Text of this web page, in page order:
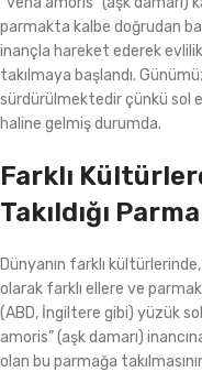
parmakta kalbe doğrudan
inançla hareket ederek
takılmaya başlandı.
sürdürülmektedir çünkü sol
haline gelmiş durumda.
Farklı
Takıldığı
Dünyanın farklı
olarak farklı ellere ve
(ABD, İngiltere gibi) yüzük
amoris” (aşk damarı)
olan bu parmağa